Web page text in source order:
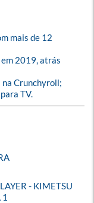
mais de 12
em 2019, atrás
Crunchyroll;
TV.
- KIMETSU